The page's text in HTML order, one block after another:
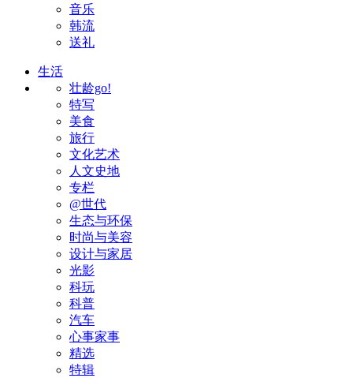
音乐
韩流
送礼
生活
壮龄go!
特写
美食
旅行
文化艺术
人文史地
专栏
@世代
生态与环保
时尚与美容
设计与家居
光影
科玩
科普
汽车
心事家事
精选
特辑